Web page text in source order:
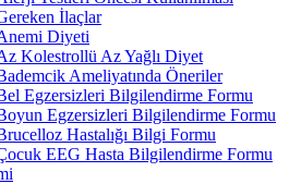
İlaçlar
Diyeti
Kolestrollü Az Yağlı Diyet
Ameliyatında Öneriler
Egzersizleri Bilgilendirme Formu
Egzersizleri Bilgilendirme Formu
Hastalığı Bilgi Formu
EEG Hasta Bilgilendirme Formu